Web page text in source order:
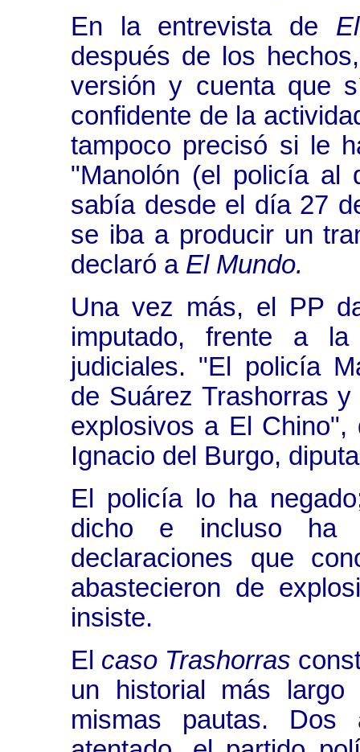
En la entrevista de
después de los
versión y cuenta que
confidente de la
tampoco precisó si le
"Manolón (el policía al
sabía desde el día 27
se iba a producir un
declaró a El Mundo.
Una vez más, el PP
imputado, frente a
judiciales. "El policía
de Suárez Trashorras
explosivos a El
Ignacio del Burgo,
El policía lo ha
dicho e incluso ha
declaraciones que
abastecieron de
insiste.
El caso Trashorras
un historial más
mismas pautas.